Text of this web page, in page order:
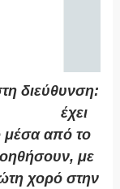
διεύθυνση:
έχει
μέσα από το
με
χορό στην